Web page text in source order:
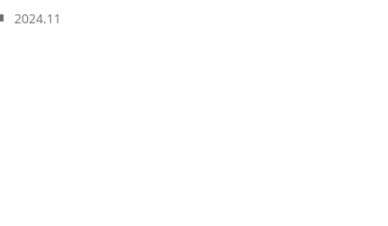
2024.11